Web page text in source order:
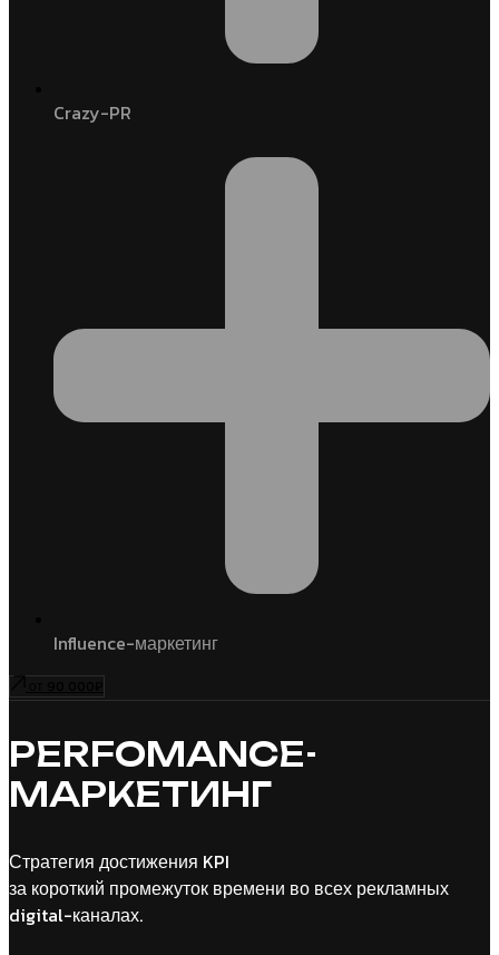
Crazy-PR
Influence-маркетинг
PERFOMANCE-
МАРКЕТИНГ
Стратегия достижения KPI
за короткий промежуток времени во всех рекламных
digital-каналах.